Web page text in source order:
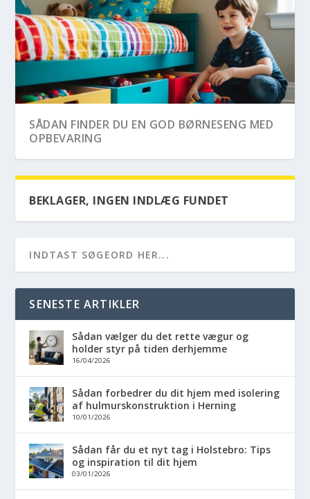
SÅDAN FINDER DU EN GOD BØRNESENG MED
OPBEVARING
BEKLAGER, INGEN INDLÆG FUNDET
SENESTE ARTIKLER
Sådan vælger du det rette vægur og
holder styr på tiden derhjemme
16/04/2026
Sådan forbedrer du dit hjem med isolering
af hulmurskonstruktion i Herning
10/01/2026
Sådan får du et nyt tag i Holstebro: Tips
og inspiration til dit hjem
03/01/2026